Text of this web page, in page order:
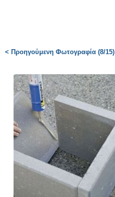
< Προηγούμενη Φωτογραφία (8/15)